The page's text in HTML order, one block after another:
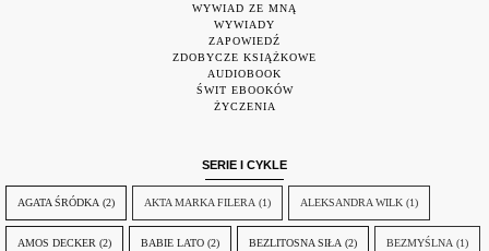
WYWIAD ZE MNĄ
WYWIADY
ZAPOWIEDŹ
ZDOBYCZE KSIĄŻKOWE
AUDIOBOOK
ŚWIT EBOOKÓW
ŻYCZENIA
SERIE I CYKLE
AGATA ŚRÓDKA (2) AKTA MARKA FILERA (1) ALEKSANDRA WILK (1)
AMOS DECKER (2) BABIE LATO (2) BEZLITOSNA SIŁA (2) BEZMYŚLNA (1)